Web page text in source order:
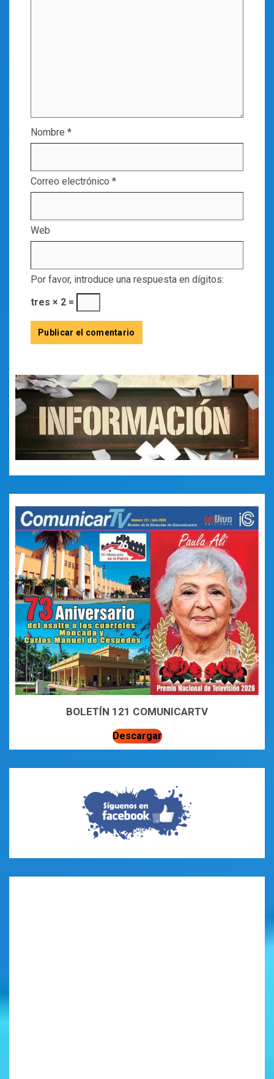
Nombre *
Correo electrónico *
Web
Por favor, introduce una respuesta en dígitos:
tres × 2 =
BOLETÍN 121 COMUNICARTV
Descargar